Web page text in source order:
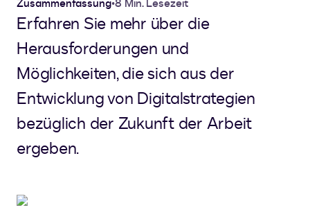
Zusammenfassung•8 Min. Lesezeit
Erfahren Sie mehr über die
Herausforderungen und
Möglichkeiten, die sich aus der
Entwicklung von Digitalstrategien
bezüglich der Zukunft der Arbeit
ergeben.